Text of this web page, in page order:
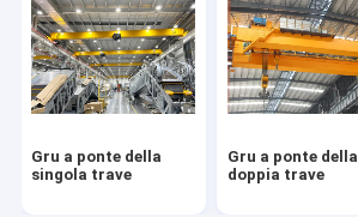
Gru di KBK
Gru elettriche del cavo metallico
Gru elettrica del blocco a catena
Argani elettrici del cavo metallico
Gru a ponte della
singola trave
Gru a ponte della
doppia trave